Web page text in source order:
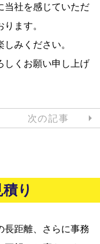
当社を感じていただ
ます。
みください。
しくお願い申し上げ
次の記事
り
長距離、さらに事務